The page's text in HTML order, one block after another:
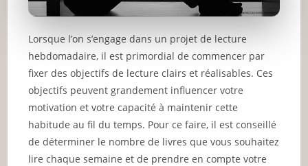
Lorsque l’on s’engage dans un projet de lecture
hebdomadaire, il est primordial de commencer par
fixer des objectifs de lecture clairs et réalisables. Ces
objectifs peuvent grandement influencer votre
motivation et votre capacité à maintenir cette
habitude au fil du temps. Pour ce faire, il est conseillé
de déterminer le nombre de livres que vous souhaitez
lire chaque semaine et de prendre en compte votre